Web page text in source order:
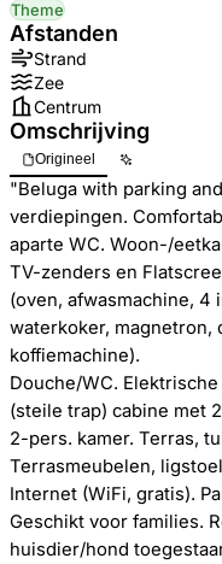
Theme
Afstanden
Strand
Zee
Centrum
Omschrijving
Origineel
"Beluga with parking
verdiepingen.
aparte WC. Woon-/
TV-zenders en
(oven, afwasmachine,
waterkoker, magnetron,
koffiemachine).
Douche/WC.
(steile trap) cabine met
2-pers. kamer. Terras,
Terrasmeubelen,
Internet (WiFi, gratis).
Geschikt voor families.
huisdier/hond